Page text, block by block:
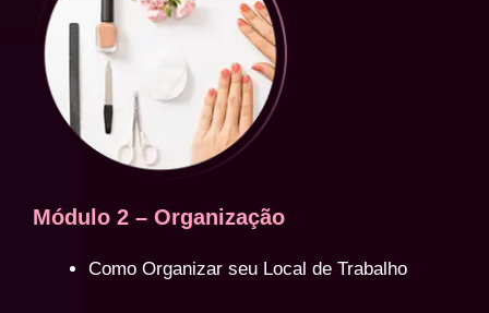
Módulo 2 – Organização
Como Organizar seu Local de Trabalho